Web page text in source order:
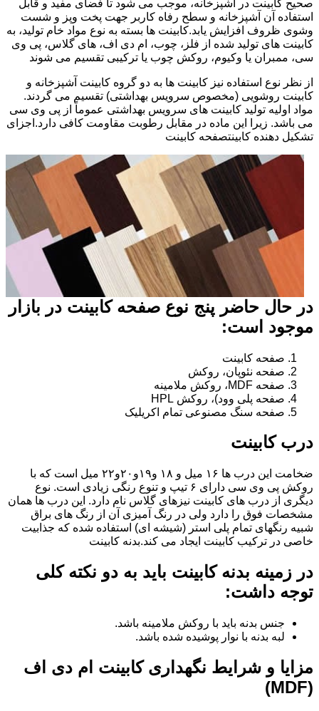
صحیح کابینت در آشپزخانه، موجب می شود تا فضای مفید و قابل
استفاده آن آشپزخانه و سطح رفاه کاربر جهت پخت وپز و شست
وشوی ظروف افزایش یابد.کابینت ها بسته به نوع مواد خام تولید، به
کابینت های تولید شده از فلز، چوب، ام دی اف، های گلاس، پی وی
سی، ممبران یا وکیوم، روکش چوب یا ترکیبی تقسیم می شوند
از نظر نوع استفاده نیز کابینت ها به دو گروه کابینت آشپزخانه و
کابینت روشویی (مخصوص سرویس بهداشتی) تقسیم می گردند.
مواد اولیه تولید کابینت های سرویس بهداشتی عموماً از پی وی سی
می باشد. زیرا این ماده در مقابل رطوبت مقاومت کافی دارد.اجزای
تشکیل دهنده کابینتصفحه کابینت
در حال حاضر پنج نوع صفحه کابینت در بازار
موجود است:
صفحه کابینت
صفحه نئوپان، روکش
صفحه MDF، روکش ملامینه
صفحه پلی وود)، روکش HPL
صفحه سنگ مصنوعی تمام اکریلیک
درب کابینت
ضخامت این درب ها ۱۶ میل و ۱۸ و١٩و٢٠و٢٢ میل است که با
روکش پی وی سی دارای ۶ تیپ و تنوع رنگی زیادی است. نوع
دیگری از درب های کابینت نیزهای گلاس نام دارد. این درب ها همان
مشخصات فوق را دارد ولی در رنگ آمیزی آن از رنگ های براق
شبیه رنگهای تمام پلی استر (شیشه ای) استفاده شده که جذابیت
خاصی در ترکیب کابینت ایجاد می کند.بدنه کابینت
در زمینه بدنه کابینت باید به دو نکته کلی
توجه داشت:
جنس بدنه باید با روکش ملامینه باشد.
لبه بدنه با نوار پوشیده شده باشد.
مزایا و شرایط نگهداری کابینت ام دی اف
(MDF)